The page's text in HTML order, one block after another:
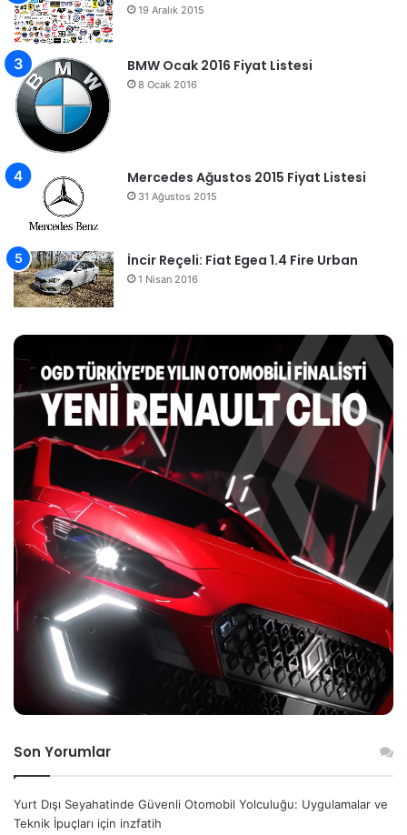
19 Aralık 2015
BMW Ocak 2016 Fiyat Listesi
8 Ocak 2016
Mercedes Ağustos 2015 Fiyat Listesi
31 Ağustos 2015
İncir Reçeli: Fiat Egea 1.4 Fire Urban
1 Nisan 2016
Son Yorumlar
Yurt Dışı Seyahatinde Güvenli Otomobil Yolculuğu: Uygulamalar ve
Teknik İpuçları için inzfatih